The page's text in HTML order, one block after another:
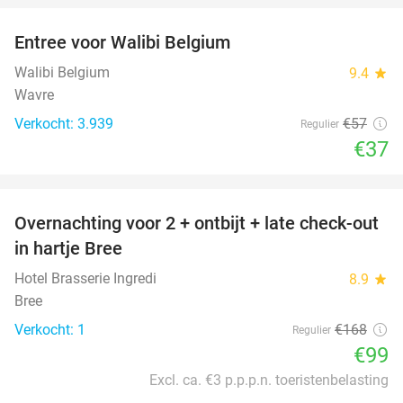
Entree voor Walibi Belgium
Walibi Belgium 9.4 star
Wavre
Verkocht: 3.939
Regulier €57
€37
41%
TODAY
Overnachting voor 2 + ontbijt + late check-out
in hartje Bree
Hotel Brasserie Ingredi 8.9 star
Bree
Verkocht: 1
Regulier €168
€99
Excl. ca. €3 p.p.p.n. toeristenbelasting